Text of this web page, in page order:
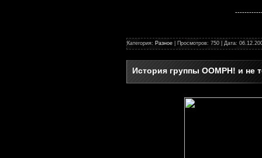
Категория: Разное | Просмотров: 750 | Дата:
История группы OOMPH! и не